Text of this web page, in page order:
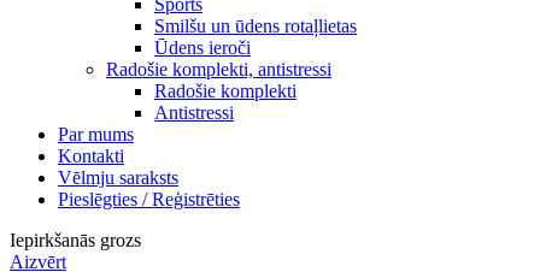
Sports
Smilšu un ūdens rotaļlietas
Ūdens ieroči
Radošie komplekti, antistressi
Radošie komplekti
Antistressi
Par mums
Kontakti
Vēlmju saraksts
Pieslēgties / Reģistrēties
Iepirkšanās grozs
Aizvērt